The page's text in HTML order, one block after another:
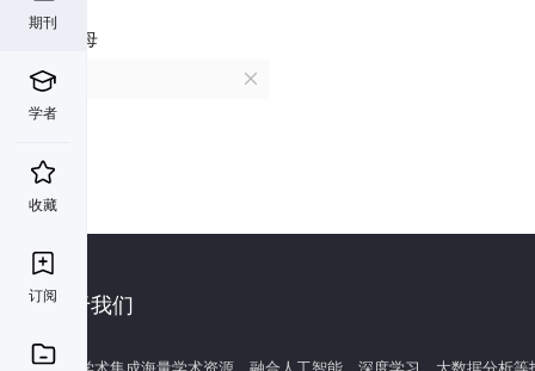
期刊
学者
收藏
订阅
首字母
N
关于我们